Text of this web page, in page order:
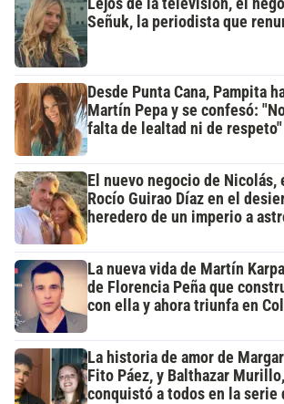
Señuk, la periodista que
Desde Punta Cana, Pampita
Martín Pepa y se confesó:
falta de lealtad ni de respeto"
El nuevo negocio de Nicolás,
Rocío Guirao Díaz en el
heredero de un imperio a
La nueva vida de Martín
de Florencia Peña que
con ella y ahora triunfa en
La historia de amor de
Fito Páez, y Balthazar
conquistó a todos en la serie